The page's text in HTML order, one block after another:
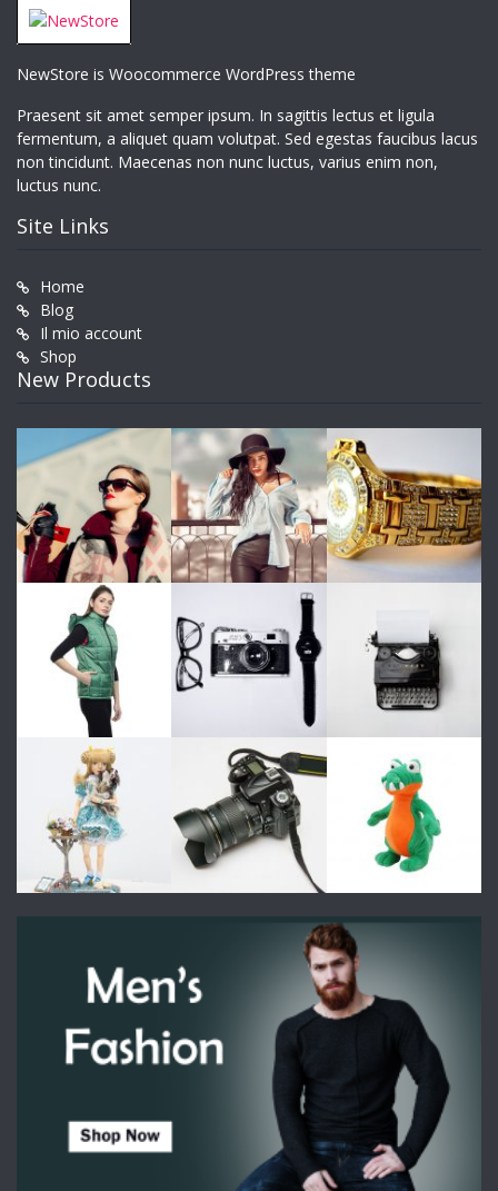
NewStore is Woocommerce WordPress theme
Praesent sit amet semper ipsum. In sagittis lectus et ligula
fermentum, a aliquet quam volutpat. Sed egestas faucibus lacus
non tincidunt. Maecenas non nunc luctus, varius enim non,
luctus nunc.
Site Links
Home
Blog
Il mio account
Shop
New Products